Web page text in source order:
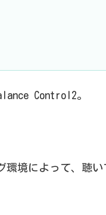
Control2。
境によって、聴